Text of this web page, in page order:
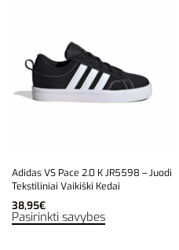
Adidas VS Pace 2.0 K JR5598 – Juodi
Tekstiliniai Vaikiški Kedai
38,95€
Pasirinkti savybes